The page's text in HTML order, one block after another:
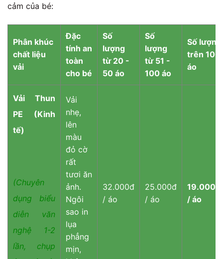
cảm của bé:
Phân khúc
chất liệu
vải
Đặc
tính an
toàn
cho bé
Số
lượng
từ 20 -
50 áo
Số
lượng
từ 51 -
100 áo
Số lượng
trên 100
áo
Vải Thun
PE (Kinh
tế)
(Chuyên
dụng biểu
diễn văn
nghệ 1-2
lần, chụp
Vải
nhẹ,
lên
màu
đỏ cờ
rất
tươi ăn
ảnh.
Ngôi
sao in
lụa
phẳng
mịn,
32.000đ
/ áo
25.000đ
/ áo
19.000đ
/ áo